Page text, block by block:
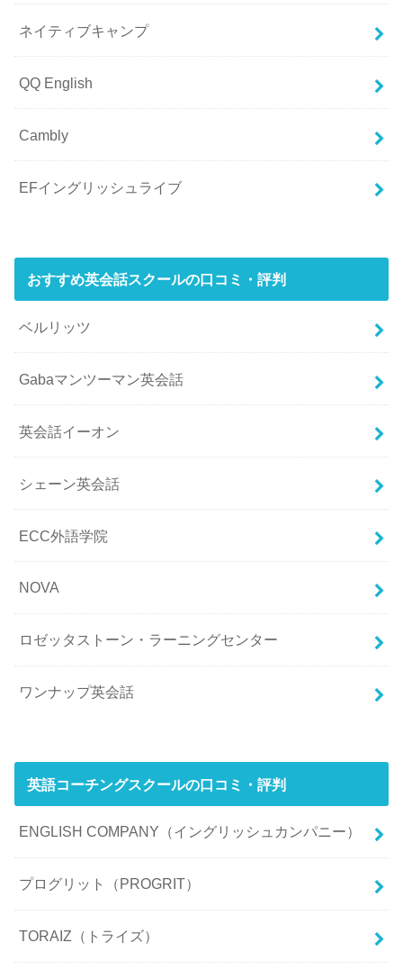
ネイティブキャンプ
QQ English
Cambly
EFイングリッシュライブ
おすすめ英会話スクールの口コミ・評判
ベルリッツ
Gabaマンツーマン英会話
英会話イーオン
シェーン英会話
ECC外語学院
NOVA
ロゼッタストーン・ラーニングセンター
ワンナップ英会話
英語コーチングスクールの口コミ・評判
ENGLISH COMPANY（イングリッシュカンパニー）
プログリット（PROGRIT）
TORAIZ（トライズ）